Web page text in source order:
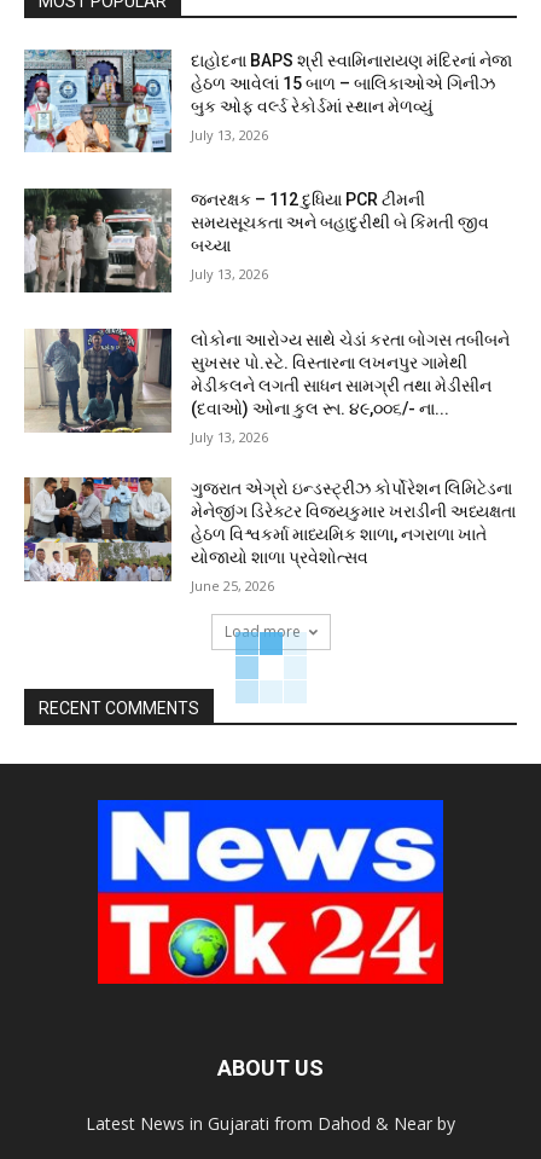
દાહોદના BAPS શ્રી સ્વામિનારાયણ મંદિરનાં નેજા
હેઠળ આવેલાં 15 બાળ – બાલિકાઓએ ગિનીઝ
બુક ઓફ વર્લ્ડ રેકોર્ડમાં સ્થાન મેળવ્યું
July 13, 2026
જનરક્ષક – 112 દુધિયા PCR ટીમની
સમયસૂચકતા અને બહાદુરીથી બે કિંમતી જીવ
બચ્યા
July 13, 2026
લોકોના આરોગ્ય સાથે ચેડાં કરતા બોગસ તબીબને
સુખસર પો.સ્ટે. વિસ્તારના લખનપુર ગામેથી
મેડીકલને લગતી સાધન સામગ્રી તથા મેડીસીન
(દવાઓ) ઓના કુલ રૂા. ૪૯,૦૦૬/- ના...
July 13, 2026
ગુજરાત એગ્રો ઇન્ડસ્ટ્રીઝ કોર્પોરેશન લિમિટેડના
મેનેજીંગ ડિરેક્ટર વિજયકુમાર ખરાડીની અધ્યક્ષતા
હેઠળ વિશ્વકર્મા માધ્યમિક શાળા, નગરાળા ખાતે
યોજાયો શાળા પ્રવેશોત્સવ
June 25, 2026
Load more
RECENT COMMENTS
ABOUT US
Latest News in Gujarati from Dahod & Near by